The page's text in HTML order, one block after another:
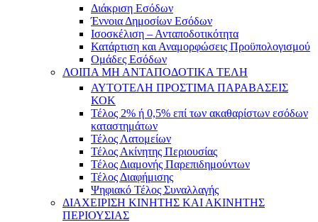
Διάκριση Εσόδων
Έννοια Δημοσίων Εσόδων
Ισοσκέλιση – Ανταποδοτικότητα
Κατάρτιση και Αναμορφώσεις Προϋπολογισμού
Ομάδες Εσόδων
ΛΟΙΠΑ ΜΗ ΑΝΤΑΠΟΔΟΤΙΚΑ ΤΕΛΗ
ΑΥΤΟΤΕΛΗ ΠΡΟΣΤΙΜΑ ΠΑΡΑΒΑΣΕΙΣ
ΚΟΚ
Τέλος 2% ή 0,5% επί των ακαθαρίστων εσόδων
καταστημάτων
Τέλος Λατομείων
Τέλος Ακίνητης Περιουσίας
Τέλος Διαμονής Παρεπιδημούντων
Τέλος Διαφήμισης
Ψηφιακό Τέλος Συναλλαγής
ΔΙΑΧΕΙΡΙΣΗ ΚΙΝΗΤΗΣ ΚΑΙ ΑΚΙΝΗΤΗΣ
ΠΕΡΙΟΥΣΙΑΣ